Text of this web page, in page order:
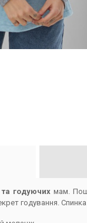
годуючих мам.
годування.